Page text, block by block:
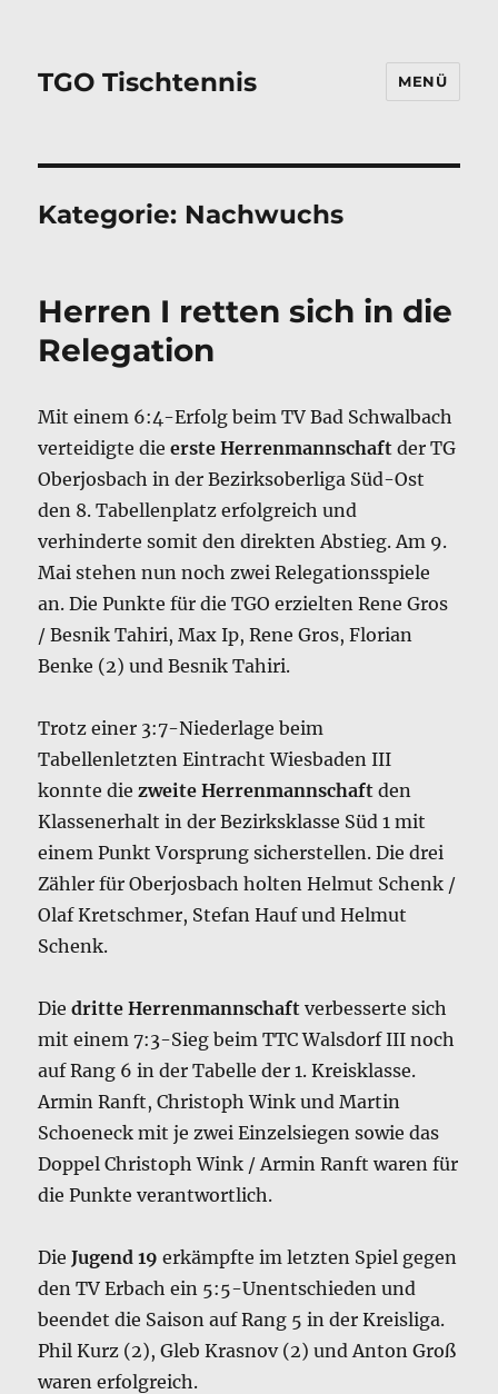
TGO Tischtennis MENÜ
Kategorie: Nachwuchs
Herren I retten sich in die
Relegation
Mit einem 6:4-Erfolg beim TV Bad Schwalbach
verteidigte dieerste Herrenmannschaft der TG
Oberjosbach in der Bezirksoberliga Süd-Ost
den 8. Tabellenplatz erfolgreich und
verhinderte somit den direkten Abstieg. Am 9.
Mai stehen nun noch zwei Relegationsspiele
an. Die Punkte für die TGO erzielten Rene Gros
/ Besnik Tahiri, Max Ip, Rene Gros, Florian
Benke (2) und Besnik Tahiri.
Trotz einer 3:7-Niederlage beim
Tabellenletzten Eintracht Wiesbaden III
konnte diezweite Herrenmannschaft den
Klassenerhalt in der Bezirksklasse Süd 1 mit
einem Punkt Vorsprung sicherstellen. Die drei
Zähler für Oberjosbach holten Helmut Schenk /
Olaf Kretschmer, Stefan Hauf und Helmut
Schenk.
Diedritte Herrenmannschaft verbesserte sich
mit einem 7:3-Sieg beim TTC Walsdorf III noch
auf Rang 6 in der Tabelle der 1. Kreisklasse.
Armin Ranft, Christoph Wink und Martin
Schoeneck mit je zwei Einzelsiegen sowie das
Doppel Christoph Wink / Armin Ranft waren für
die Punkte verantwortlich.
DieJugend 19 erkämpfte im letzten Spiel gegen
den TV Erbach ein 5:5-Unentschieden und
beendet die Saison auf Rang 5 in der Kreisliga.
Phil Kurz (2), Gleb Krasnov (2) und Anton Groß
waren erfolgreich.